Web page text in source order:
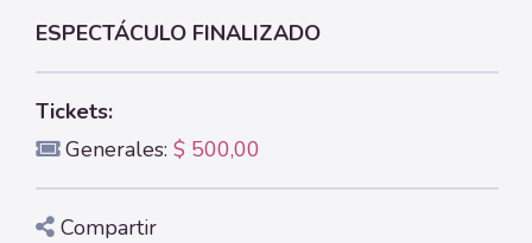
ESPECTÁCULO FINALIZADO
Tickets:
Generales: $ 500,00
Compartir